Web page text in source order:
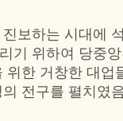
보하는 시대에
기 위하여 당중
위한 거창한 대업
전구를 펼치였